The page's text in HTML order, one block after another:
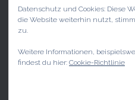
UNTERNEHMEN
Hestia |
Datenschutz und Cookies: Diese
die Website weiterhin nutzt,
zu.
Weitere Informationen,
findest du hier: Cookie-Richtlinie